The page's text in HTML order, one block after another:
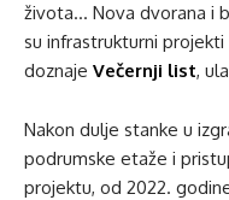
života… Nova dvorana i
su infrastrukturni
doznaje Večernji list,
Nakon dulje stanke u
podrumske etaže i
projektu, od 2022.